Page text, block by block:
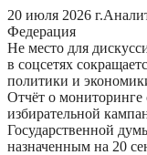
20 июля 2026 г.
Федерация
Не место для
в соцсетях
политики и
Отчёт о мониторинге
избирательной
Государственной
назначенным на 20